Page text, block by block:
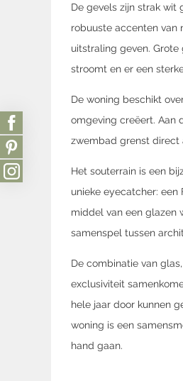
De gevels zijn strak wit
robuuste accenten van
uitstraling geven.
stroomt en er een
De woning beschikt
omgeving creëert. Aan
zwembad grenst direct
Het souterrain is een
unieke eyecatcher:
middel van een glazen
samenspel tussen
De combinatie van
exclusiviteit
hele jaar door kunnen
woning is een
hand gaan.